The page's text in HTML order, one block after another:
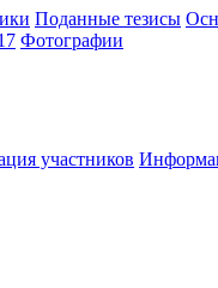
Поданные тезисы
Фотографии
участников